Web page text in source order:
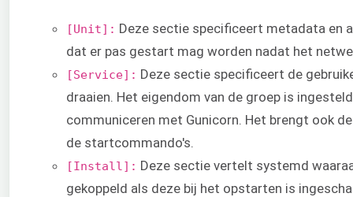
[Unit]: Deze sectie specificeert metadata en
dat er pas gestart mag worden nadat het
[Service]: Deze sectie specificeert de
draaien. Het eigendom van de groep is
communiceren met Gunicorn. Het brengt ook
de startcommando's.
[Install]: Deze sectie vertelt systemd
gekoppeld als deze bij het opstarten is